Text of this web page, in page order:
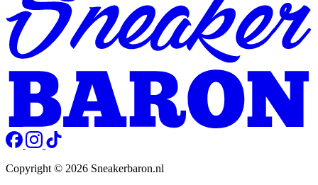
Copyright © 2026 Sneakerbaron.nl